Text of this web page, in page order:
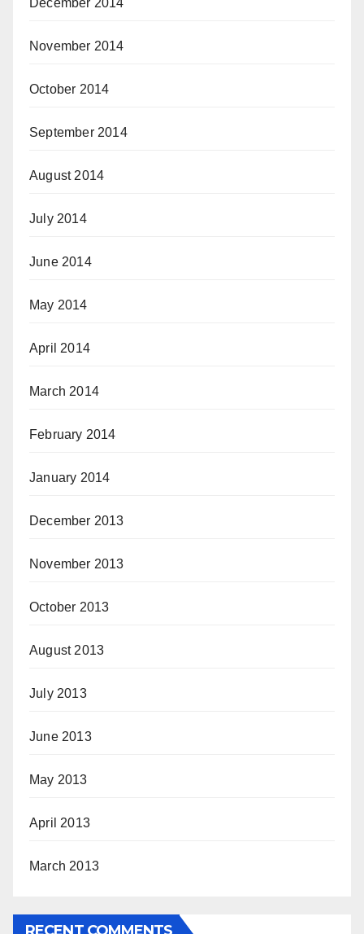
December 2014
November 2014
October 2014
September 2014
August 2014
July 2014
June 2014
May 2014
April 2014
March 2014
February 2014
January 2014
December 2013
November 2013
October 2013
August 2013
July 2013
June 2013
May 2013
April 2013
March 2013